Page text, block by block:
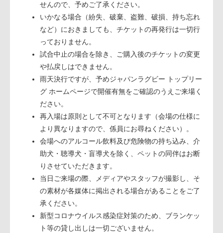
せんので、予めご了承ください。
いかなる場合（紛失、破棄、盗難、破損、持ち忘れ
など）におきましても、チケットの再発行は一切行
っておりません。
試合中止の場合を除き、ご購入後のチケットの変更
や払戻しはできません。
雨天決行ですが、予めジャパンラグビー トップリー
グ ホームページで開催有無をご確認のうえご来場く
ださい。
再入場は原則として不可となります（会場の仕様に
より異なりますので、係員にお尋ねください）。
会場へのアルコール飲料及び危険物の持ち込み、介
助犬・聴導犬・盲導犬を除く、ペットの同伴はお断
りさせていただきます。
当日ご来場の際、メディアやスタッフが撮影し、そ
の素材が各媒体に掲出される場合があることをご了
承ください。
新型コロナウイルス感染症対策のため、ブランケッ
ト等の貸し出しは一切ございません。